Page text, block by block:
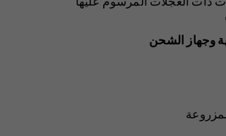
وجهاز الشحن